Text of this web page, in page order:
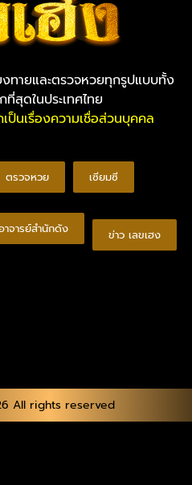
งทายและตรวจหวยทุกรูปแบบทั้ง
ที่สุดในประเทศไทย
ป็นเรื่องความเชื่อส่วนบุคคล
ตรวจหวย เซียมซี
าจารย์สำนักดัง ข่าว เลขเฮง
All rights reserved